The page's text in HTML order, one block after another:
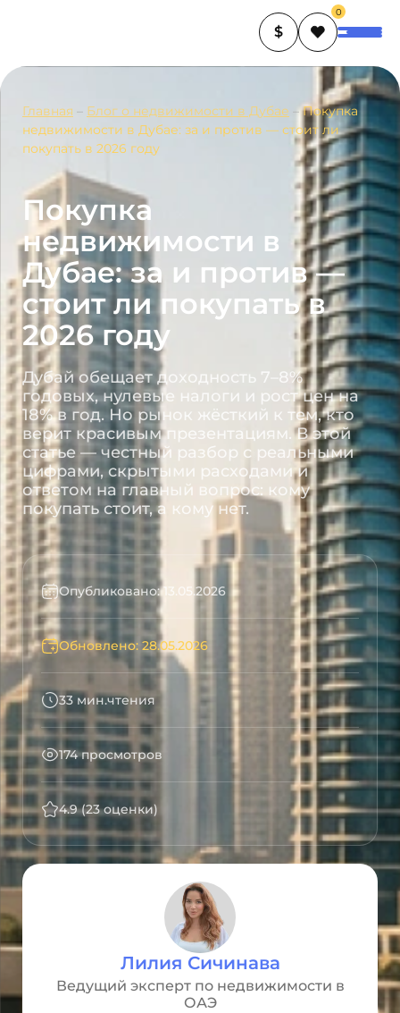
$
0
Главная – Блог о недвижимости в Дубае –Покупка
недвижимости в Дубае: за и против — стоит ли
покупать в 2026 году
Покупка
недвижимости в
Дубае: за и против —
стоит ли покупать в
2026 году
Дубай обещает доходность 7–8%
годовых, нулевые налоги и рост цен на
18% в год. Но рынок жёсткий к тем, кто
верит красивым презентациям. В этой
статье — честный разбор с реальными
цифрами, скрытыми расходами и
ответом на главный вопрос: кому
покупать стоит, а кому нет.
Опубликовано: 13.05.2026
Обновлено: 28.05.2026
33 мин.чтения
174 просмотров
4.9 (23 оценки)
Лилия Сичинава
Ведущий эксперт по недвижимости в
ОАЭ